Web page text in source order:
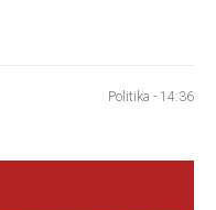
Politika - 14:36